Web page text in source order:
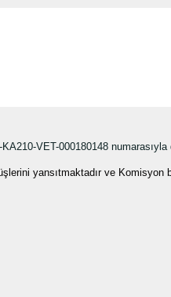
KA210-VET-000180148
ve Komisyon burada yer